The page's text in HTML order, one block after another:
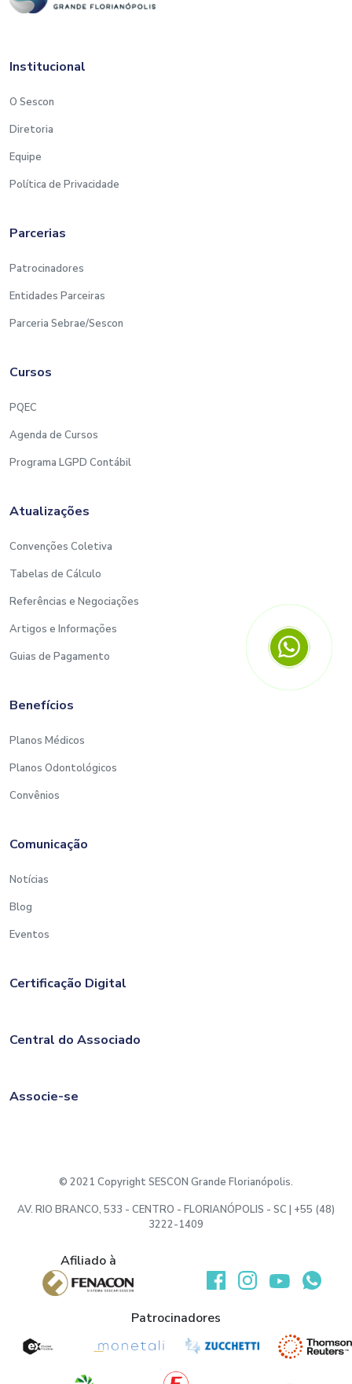
Institucional
O Sescon
Diretoria
Equipe
Política de Privacidade
Parcerias
Patrocinadores
Entidades Parceiras
Parceria Sebrae/Sescon
Cursos
PQEC
Agenda de Cursos
Programa LGPD Contábil
Atualizações
Convenções Coletiva
Tabelas de Cálculo
Referências e Negociações
Artigos e Informações
Guias de Pagamento
Benefícios
Planos Médicos
Planos Odontológicos
Convênios
Comunicação
Notícias
Blog
Eventos
Certificação Digital
Central do Associado
Associe-se
© 2021 Copyright SESCON Grande Florianópolis.
AV. RIO BRANCO, 533 - CENTRO - FLORIANÓPOLIS - SC | +55 (48)
3222-1409
Afiliado à
Desenvolvido por:
Patrocinadores